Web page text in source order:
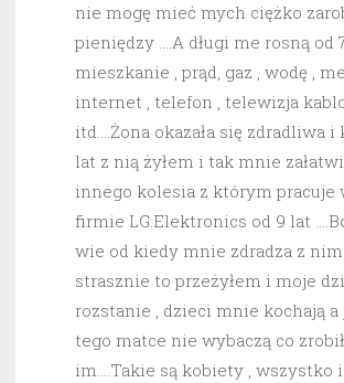
nie mogę mieć mych ciężko
pieniędzy ….A długi me rosną od
mieszkanie , prąd, gaz , wodę ,
internet , telefon , telewizja
itd….Żona okazała się zdradliwa i
lat z nią żyłem i tak mnie
innego kolesia z którym pracuje
firmie LG.Elektronics od 9 lat
wie od kiedy mnie zdradza z
strasznie to przeżyłem i moje
rozstanie , dzieci mnie kochają
tego matce nie wybaczą co
im….Takie są kobiety , wszystko